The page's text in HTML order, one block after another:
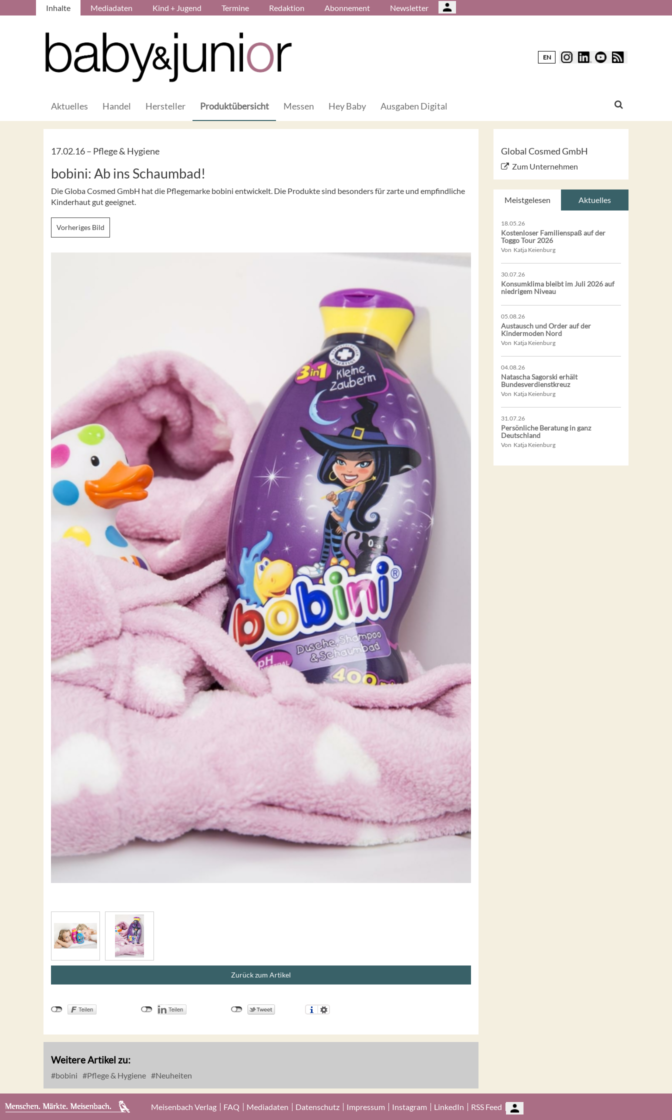
Inhalte Mediadaten Kind + Jugend Termine Redaktion Abonnement Newsletter
EN
Aktuelles Handel Hersteller Produktübersicht Messen Hey Baby Ausgaben Digital
17.02.16 – Pflege & Hygiene
bobini: Ab ins Schaumbad!
Die Globa Cosmed GmbH hat die Pflegemarke bobini entwickelt. Die Produkte sind besonders für zarte und empfindliche
Kinderhaut gut geeignet.
Vorheriges Bild
Zurück zum Artikel
Weitere Artikel zu:
bobini Pflege & Hygiene Neuheiten
Global Cosmed GmbH
Zum Unternehmen
Meistgelesen Aktuelles
18.05.26
Kostenloser Familienspaß auf der
Toggo Tour 2026
Von Katja Keienburg
30.07.26
Konsumklima bleibt im Juli 2026 auf
niedrigem Niveau
05.08.26
Austausch und Order auf der
Kindermoden Nord
Von Katja Keienburg
04.08.26
Natascha Sagorski erhält
Bundesverdienstkreuz
Von Katja Keienburg
31.07.26
Persönliche Beratung in ganz
Deutschland
Von Katja Keienburg
Meisenbach Verlag FAQ Mediadaten Datenschutz Impressum Instagram LinkedIn RSS Feed